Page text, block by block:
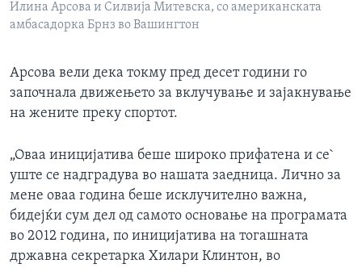
Илина Арсова и Силвија Митевска, со американската
амбасадорка Брнз во Вашингтон
Арсовa вели дека токму пред десет години го
започнала движењето за вклучување и зајакнување
на жените преку спортот.
„Оваа иницијатива беше широко прифатена и се`
уште се надградува во нашата заедница. Лично за
мене оваа година беше исклучително важна,
бидејќи сум дел од самото основање на програмата
во 2012 година, по иницијатива на тогашната
државна секретарка Хилари Клинтон, во